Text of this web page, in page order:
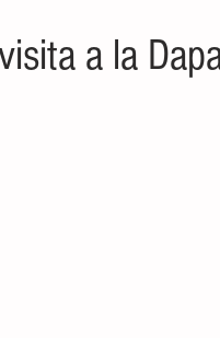
a la